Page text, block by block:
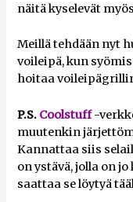
näitä kyselevät
Meillä tehdään nyt
voileipä, kun
hoitaa
P.S. Coolstuff-
muutenkin
Kannattaa siis
on ystävä, jolla on
saattaa se löytyä